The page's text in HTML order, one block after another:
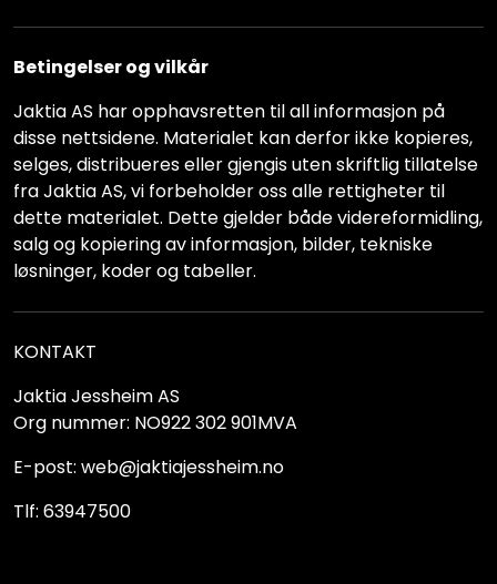
Betingelser og vilkår
Jaktia AS har opphavsretten til all informasjon på
disse nettsidene. Materialet kan derfor ikke kopieres,
selges, distribueres eller gjengis uten skriftlig tillatelse
fra Jaktia AS, vi forbeholder oss alle rettigheter til
dette materialet. Dette gjelder både videreformidling,
salg og kopiering av informasjon, bilder, tekniske
løsninger, koder og tabeller.
KONTAKT
Jaktia Jessheim AS
Org nummer: NO922 302 901MVA
E-post: web@jaktiajessheim.no
Tlf: 63947500